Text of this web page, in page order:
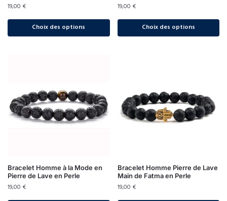
19,00 €
Choix des options
19,00 €
Choix des options
Bracelet Homme à la Mode en
Pierre de Lave en Perle
19,00 €
Bracelet Homme Pierre de Lave
Main de Fatma en Perle
19,00 €